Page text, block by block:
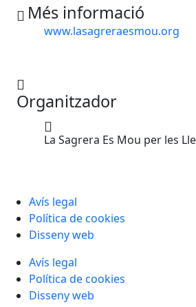
Més informació
www.lasagreraesmou.org
Organitzador
La Sagrera Es Mou per les
Avís legal
Política de cookies
Disseny web
Avís legal
Política de cookies
Disseny web